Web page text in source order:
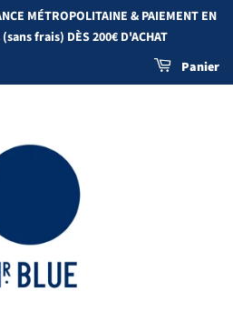
MÉTROPOLITAINE & PAIEMENT EN
frais) DÈS 200€ D'ACHAT
Panier